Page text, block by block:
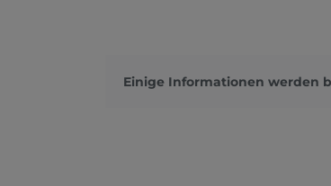
Einige Informationen werden